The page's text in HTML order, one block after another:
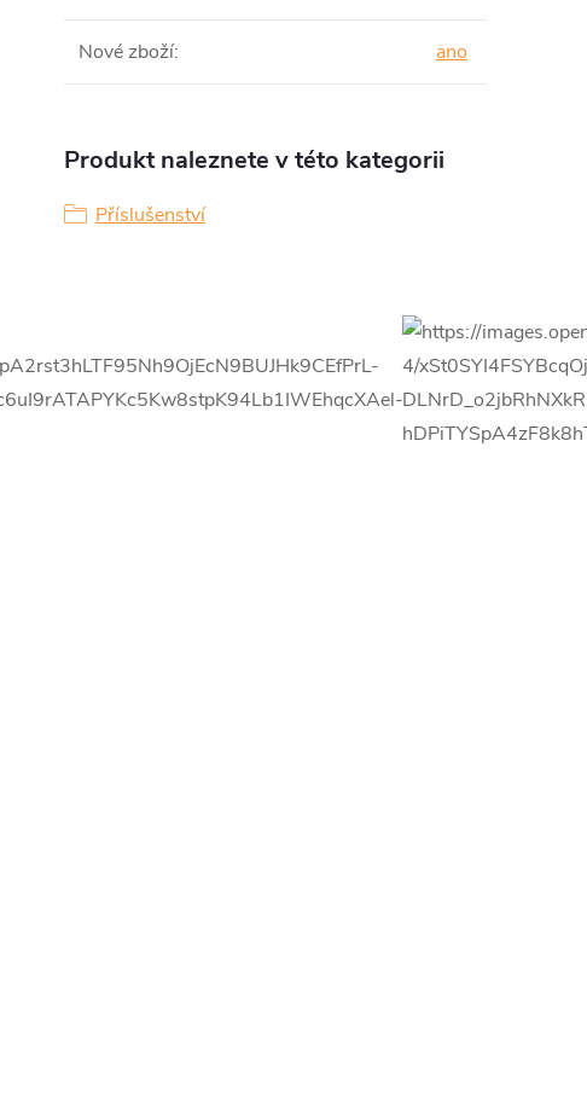
Nové zboží: ano
Produkt naleznete v této kategorii
Příslušenství